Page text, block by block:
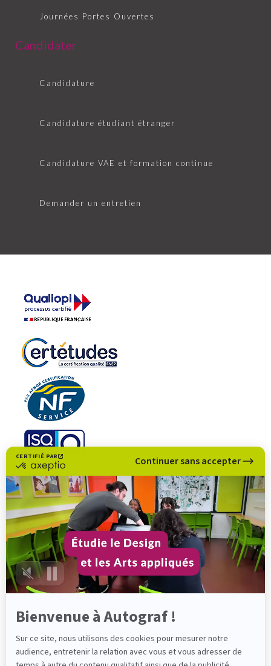
CERTIFIÉ PAR
certifié
Axeptio
En
savoir
plus
sur
Axeptio
Continuer sans accepter
Bienvenue à Autograf !
Sur ce site, nous utilisons des cookies pour mesurer notre
audience, entretenir la relation avec vous et vous adresser de
Journées Portes Ouvertes
Candidater
Candidature
Candidature étudiant étranger
Candidature VAE et formation continue
Demander un entretien